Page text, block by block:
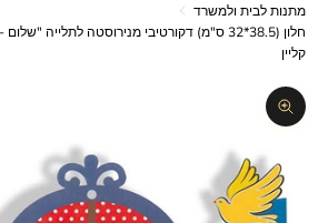
מתנות לבית ולמשרד
קליין
תקריב